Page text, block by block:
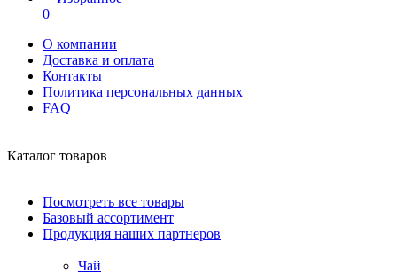
0
О компании
Доставка и оплата
Контакты
Политика персональных данных
FAQ
Каталог товаров
Посмотреть все товары
Базовый ассортимент
Продукция наших партнеров
Чай